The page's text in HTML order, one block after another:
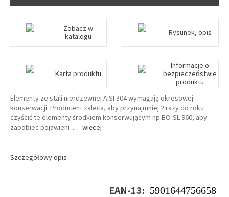
Zobacz w
katalogu
Rysunek, opis
Karta produktu
Informacje o
bezpieczeństwie
produktu
Elementy ze stali nierdzewnej AISI 304 wymagają okresowej
konserwacji. Producent zaleca, aby przynajmniej 2 razy do roku
czyścić te elementy środkiem konserwującym np.BO-SL-960, aby
zapobiec pojawieni ... więcej
Szczegółowy opis
EAN-13: 5901644756658